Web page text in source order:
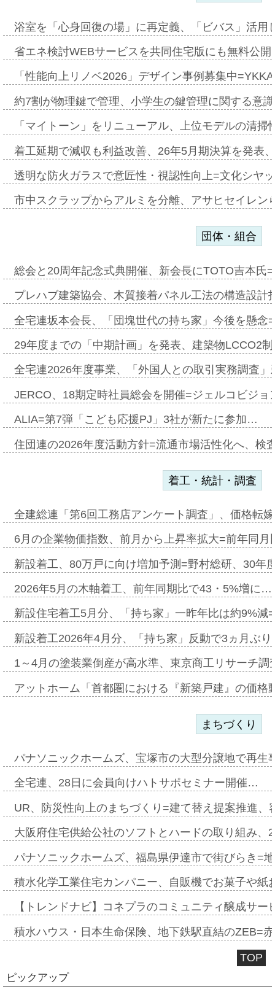
浴室を「心身回復の場」に再定義、「ビバス」活
省エネ検討WEBサービスを共同住宅版にも無料公
「性能向上リノベ2026」デザイン事例募集中
約7割が物理鍵で管理、小学生の鍵管理に関する意
「マイトーン」をリニューアル、上位モデルの清
着工延期で減収も利益改善、26年5月期決算を発表
透明な防火ガラスで意匠性・視認性向上=文化シヤ
市中スクラップからアルミを分離、アサヒセイレ
団体・組合
総会と20周年記念式典開催、新会長にTOTO吉本氏
プレハブ建築協会、木質接着パネル工法の構造設
全宅連坂本会長、「団塊世代の持ち家」今後を懸
29年度までの「中期計画」を発表、建築物LCCO2
全宅連2026年度事業、「外国人との取引実務調査
JERCO、18期定時社員総会を開催=ジェルコビジ
ALIA=第7弾「こども応援PJ」3社が新たに参加…
住団連の2026年度活動方針=流通市場活性化へ、検
着工・統計・調査
全建総連「第6回工務店アンケート調査」、価格転
6月の企業物価指数、前月から上昇率拡大=前年同
新設着工、80万戸に向け増加予測=野村総研、30年
2026年5月の木軸着工、前年同期比で43・5%増に…
新設住宅着工5月分、「持ち家」一昨年比は約9%
新設着工2026年4月分、「持ち家」反動で3ヵ月ぶ
1～4月の塗装業倒産が高水準、東京商工リサーチ
アットホーム「首都圏における『新築戸建』の価
まちづくり
パナソニックホームズ、宝塚市の大型分譲地で再
全宅連、28日に会員向けハトサポセミナー開催…
UR、防災性向上のまちづくり=建て替え提案推進
大阪府住宅供給公社のソフトとハードの取り組み
パナソニックホームズ、福島県伊達市で街びらき=
積水化学工業住宅カンパニー、自販機でお菓子や
【トレンドナビ】コネプラのコミュニティ醸成サ
積水ハウス・日本生命保険、地下鉄駅直結のZEB=
TOP
ピックアップ